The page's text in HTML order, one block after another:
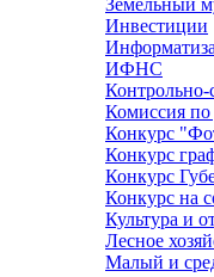
Земельный
Инвестиции
ИФНС
Контрольно-
Комиссия по
Конкурс
Конкурс
Конкурс
Конкурс на
Культура и
Лесное
Малый и